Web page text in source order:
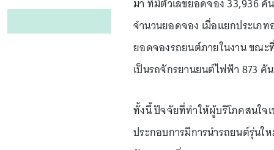
จำนวนยอดจอง เมื่อแยกประเภ
ยอดจองรถยนต์ภายในงาน ขณะ
เป็นรถจักรยานยนต์ไฟฟ้า 873 คั
ทั้งนี้ ปัจจัยที่ทำให้ผู้บริโภคสนใจ
ประกอบการมีการนำรถยนต์รุ่นใ